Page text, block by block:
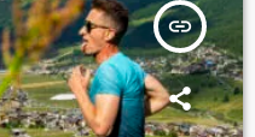
insert_link